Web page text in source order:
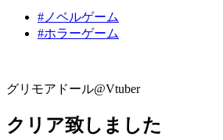
#ノベルゲーム
#ホラーゲーム
グリモアドール@Vtuber
クリア致しました